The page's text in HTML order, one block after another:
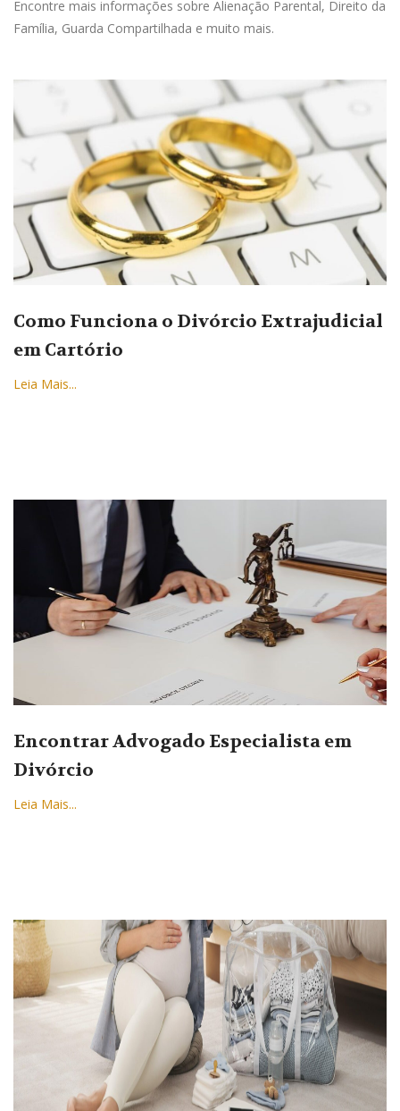
Encontre mais informações sobre Alienação Parental, Direito da
Família, Guarda Compartilhada e muito mais.
Como Funciona o Divórcio Extrajudicial
em Cartório
Leia Mais...
Encontrar Advogado Especialista em
Divórcio
Leia Mais...